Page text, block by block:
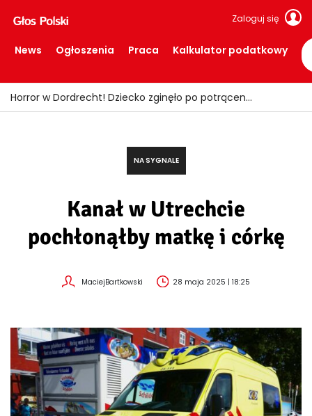
Zaloguj się
News Ogłoszenia Praca Kalkulator podatkowy
Fałszywi policjanci okradali seniorów! Wpadli z łupem i podrobionymi mundurami
NA SYGNALE
Kanał w Utrechcie
pochłonąłby matkę i córkę
MaciejBartkowski 28 maja 2025 | 18:25